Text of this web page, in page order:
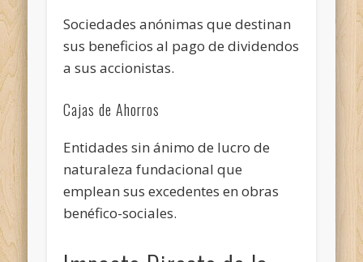
Sociedades anónimas que destinan
sus beneficios al pago de dividendos
a sus accionistas.
Cajas de Ahorros
Entidades sin ánimo de lucro de
naturaleza fundacional que
emplean sus excedentes en obras
benéfico-sociales.